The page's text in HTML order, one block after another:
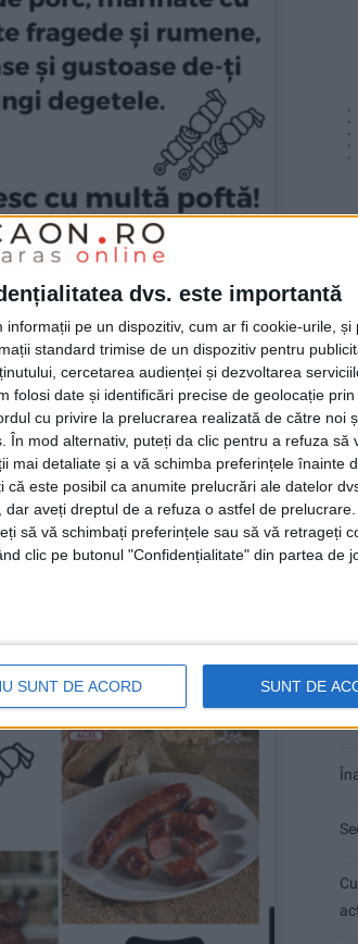
dvs. este importantă
informații pe un dispozitiv, cum ar fi cookie-urile, și
standard trimise de un dispozitiv pentru
cercetarea audienței și dezvoltarea
folosi date și identificări precise de geolocație
cu privire la prelucrarea realizată de către noi
În mod alternativ, puteți da clic pentru a refuza să
mai detaliate și a vă schimba preferințele înainte
că este posibil ca anumite prelucrări ale datelor
aveți dreptul de a refuza o astfel de
să vă schimbați preferințele sau să vă retrageți
clic pe butonul "Confidențialitate" din partea de
SUNT DE ACORD SUNT DE